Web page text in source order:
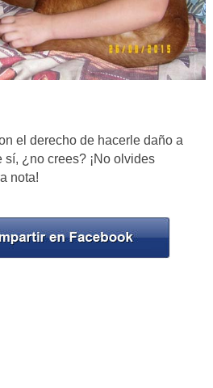
el derecho de hacerle daño a
¿no crees? ¡No olvides
nota!